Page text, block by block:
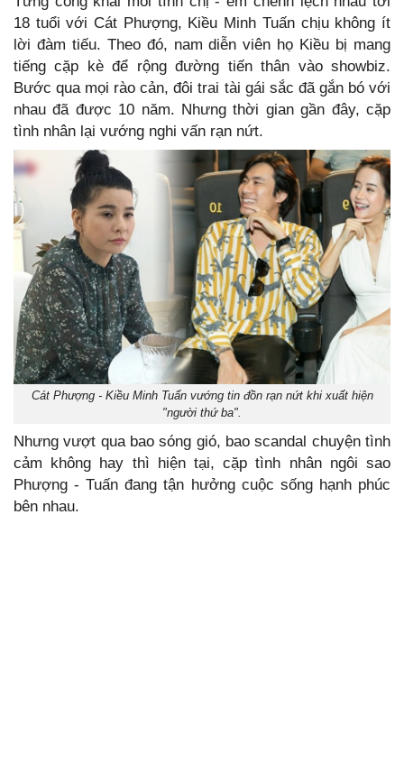
18 tuổi với Cát Phượng, Kiều Minh Tuấn chịu không ít
lời đàm tiếu. Theo đó, nam diễn viên họ Kiều bị mang
tiếng cặp kè để rộng đường tiến thân vào showbiz.
Bước qua mọi rào cản, đôi trai tài gái sắc đã gắn bó với
nhau đã được 10 năm. Nhưng thời gian gần đây, cặp
tình nhân lại vướng nghi vấn rạn nứt.
Cát Phượng - Kiều Minh Tuấn vướng tin đồn rạn nứt khi xuất hiện
"người thứ ba".
Nhưng vượt qua bao sóng gió, bao scandal chuyện tình
cảm không hay thì hiện tại, cặp tình nhân ngôi sao
Phượng - Tuấn đang tận hưởng cuộc sống hạnh phúc
bên nhau.